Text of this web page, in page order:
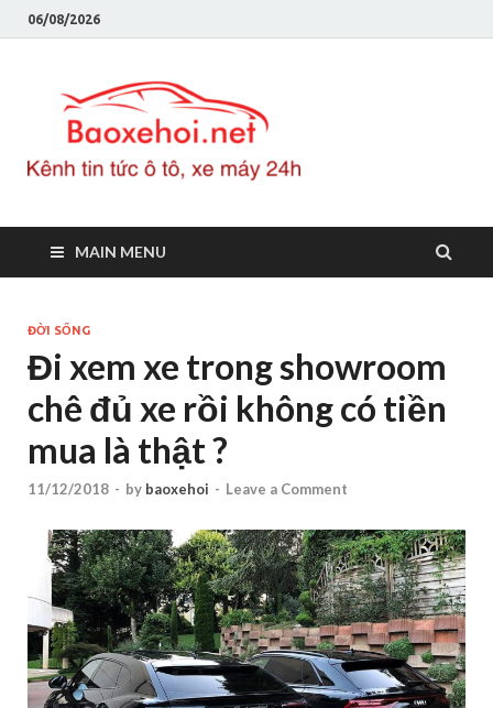
06/08/2026
MAIN MENU
ĐỜI SỐNG
Đi xem xe trong showroom
chê đủ xe rồi không có tiền
mua là thật ?
11/12/2018 - by baoxehoi - Leave a Comment